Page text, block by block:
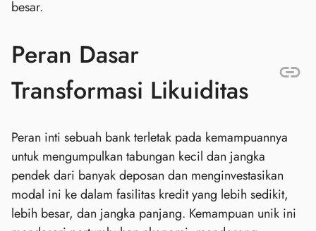
besar.
Peran Dasar
Transformasi Likuiditas
Peran inti sebuah bank terletak pada kemampuannya
untuk mengumpulkan tabungan kecil dan jangka
pendek dari banyak deposan dan menginvestasikan
modal ini ke dalam fasilitas kredit yang lebih sedikit,
lebih besar, dan jangka panjang. Kemampuan unik ini